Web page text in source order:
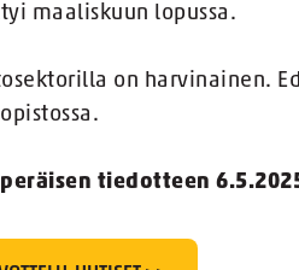
maaliskuun lopussa.
on harvinainen.
tiedotteen